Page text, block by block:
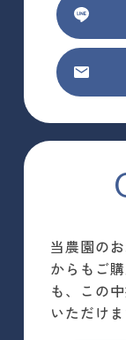
当農園の
からもご
も、この
いただけま